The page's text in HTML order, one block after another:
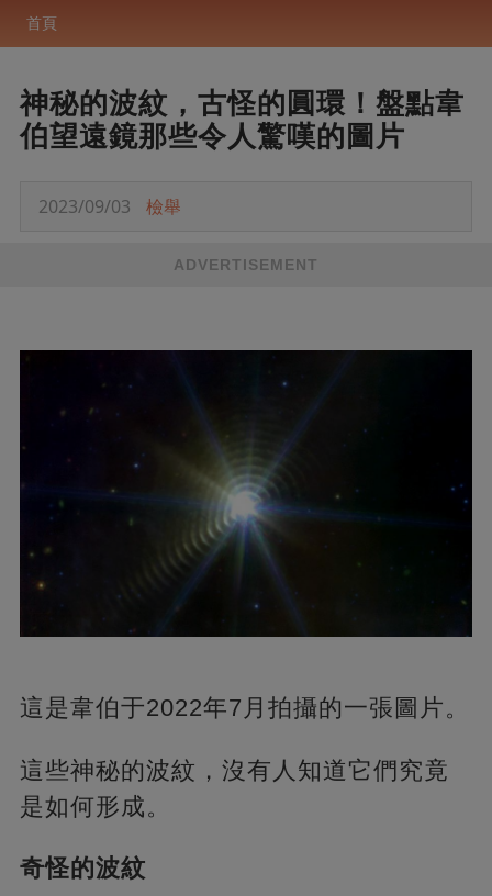
首頁
神秘的波紋，古怪的圓環！盤點韋
伯望遠鏡那些令人驚嘆的圖片
2023/09/03 檢舉
ADVERTISEMENT
這是韋伯于2022年7月拍攝的一張圖片。
這些神秘的波紋，沒有人知道它們究竟
是如何形成。
奇怪的波紋